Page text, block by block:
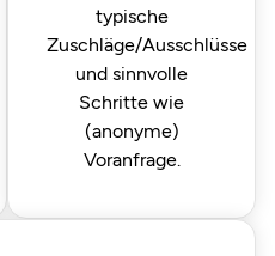
typische
Zuschläge/Ausschlüsse
und sinnvolle
Schritte wie
(anonyme)
Voranfrage.